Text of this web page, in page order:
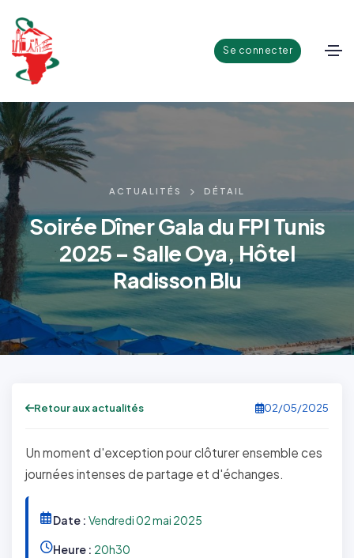
Se connecter
ACTUALITÉS DÉTAIL
Soirée Dîner Gala du FPI Tunis
2025 – Salle Oya, Hôtel
Radisson Blu
Retour aux actualités 02/05/2025
Un moment d'exception pour clôturer ensemble ces
journées intenses de partage et d'échanges.
Date : Vendredi 02 mai 2025
Heure : 20h30